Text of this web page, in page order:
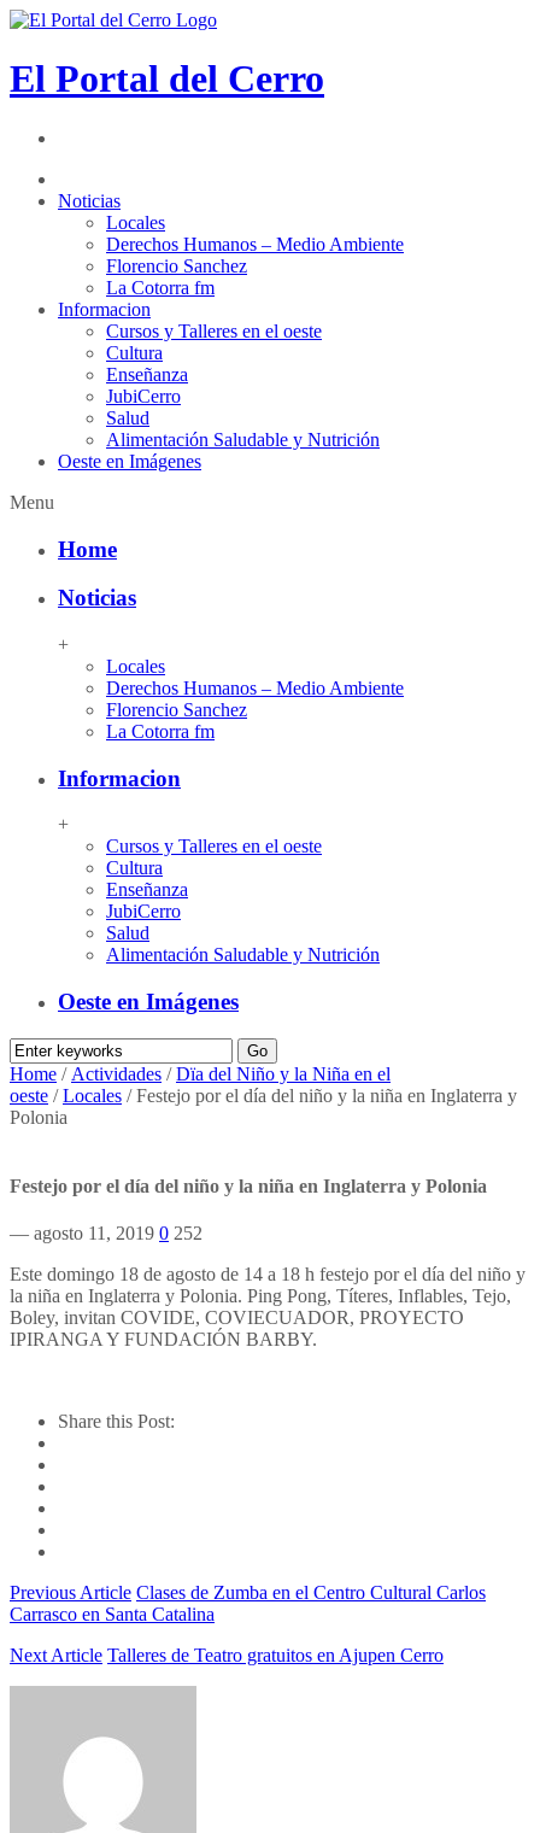
El Portal del Cerro
Noticias
Locales
Derechos Humanos – Medio Ambiente
Florencio Sanchez
La Cotorra fm
Informacion
Cursos y Talleres en el oeste
Cultura
Enseñanza
JubiCerro
Salud
Alimentación Saludable y Nutrición
Oeste en Imágenes
Menu
Home
Noticias
+
Locales
Derechos Humanos – Medio Ambiente
Florencio Sanchez
La Cotorra fm
Informacion
+
Cursos y Talleres en el oeste
Cultura
Enseñanza
JubiCerro
Salud
Alimentación Saludable y Nutrición
Oeste en Imágenes
Home / Actividades /Dïa del Niño y la Niña en el
oeste /Locales /Festejo por el día del niño y la niña en Inglaterra y
Polonia
Festejo por el día del niño y la niña en Inglaterra y Polonia
— agosto 11, 2019 0 252
Este domingo 18 de agosto de 14 a 18 h festejo por el día del niño y
la niña en Inglaterra y Polonia. Ping Pong, Títeres, Inflables, Tejo,
Boley, invitan COVIDE, COVIECUADOR, PROYECTO
IPIRANGA Y FUNDACIÓN BARBY.
Share this Post:
Previous Article Clases de Zumba en el Centro Cultural Carlos
Carrasco en Santa Catalina
Next Article Talleres de Teatro gratuitos en Ajupen Cerro